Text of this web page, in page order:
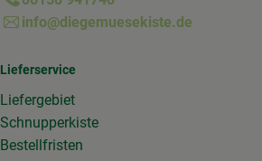
info@diegemuesekiste.de
Lieferservice
Liefergebiet
Schnupperkiste
Bestellfristen